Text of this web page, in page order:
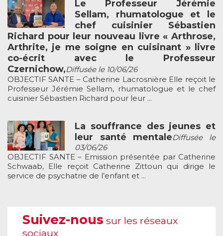
Le Professeur Jérémie
Sellam, rhumatologue et le
chef cuisinier Sébastien
Richard pour leur nouveau livre « Arthrose,
Arthrite, je me soigne en cuisinant » livre
co-écrit avec le Professeur
Czernichow,Diffusée le 10/06/26
OBJECTIF SANTE – Catherine Lacrosnière Elle reçoit le
Professeur Jérémie Sellam, rhumatologue et le chef
cuisinier Sébastien Richard pour leur ...
La souffrance des jeunes et
leur santé mentaleDiffusée le
03/06/26
OBJECTIF SANTE – Emission présentée par Catherine
Schwaab, Elle reçoit Catherine Zittoun qui dirige le
service de psychatrie de l’enfant et ...
Suivez-nous sur les réseaux
sociaux